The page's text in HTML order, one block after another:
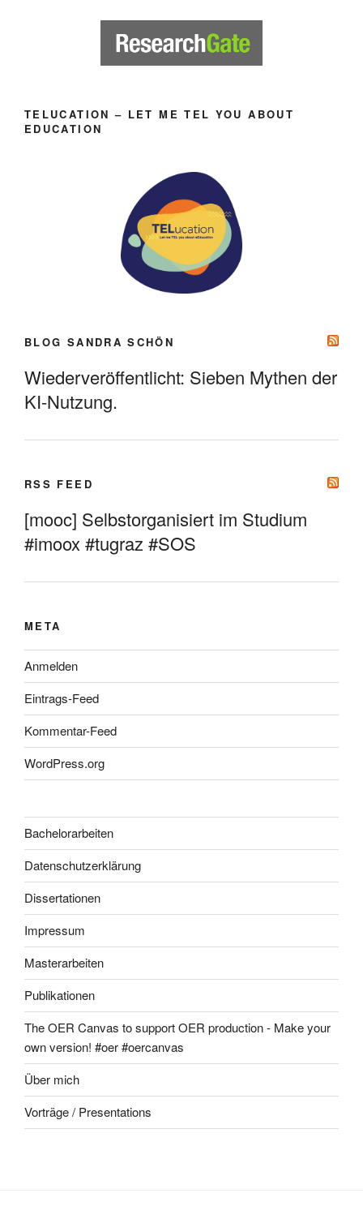
TELUCATION – LET ME TEL YOU ABOUT
EDUCATION
BLOG SANDRA SCHÖN
Wiederveröffentlicht: Sieben Mythen der
KI-Nutzung.
RSS FEED
[mooc] Selbstorganisiert im Studium
#imoox #tugraz #SOS
META
Anmelden
Eintrags-Feed
Kommentar-Feed
WordPress.org
Bachelorarbeiten
Datenschutzerklärung
Dissertationen
Impressum
Masterarbeiten
Publikationen
The OER Canvas to support OER production - Make your
own version! #oer #oercanvas
Über mich
Vorträge / Presentations